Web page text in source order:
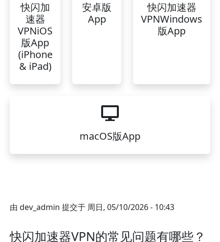
快闪加
速器
VPNiOS
版App
(iPhone
& iPad)
安卓版
App
快闪加速器
VPNWindows
版App
macOS版App
由 dev_admin 提交于 周日, 05/10/2026 - 10:43
快闪加速器VPN的常见问题有哪些？